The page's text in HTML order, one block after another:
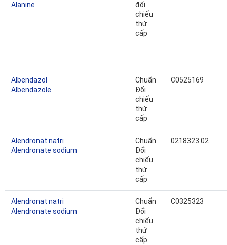
Alanine
đối
chiếu
thứ
cấp
Albendazol
Albendazole
Chuẩn
Đối
chiếu
thứ
cấp
C0525169
Alendronat natri
Alendronate sodium
Chuẩn
Đối
chiếu
thứ
cấp
0218323.02
Alendronat natri
Alendronate sodium
Chuẩn
Đối
chiếu
thứ
cấp
C0325323